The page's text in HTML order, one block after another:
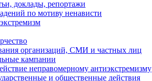
доклады, репортажи
по мотиву ненависти
организаций, СМИ и частных лиц
кампании
неправомерному антиэкстремизму
и общественные действия